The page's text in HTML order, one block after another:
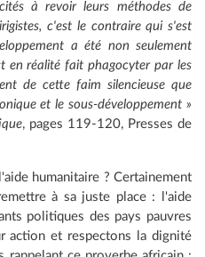
à revoir leurs méthodes de
c'est le contraire qui s'est
a été non seulement
en réalité fait phagocyter par les
de cette faim silencieuse que
et le sous-développement »
, pages 119-120, Presses de
humanitaire ? Certainement
à sa juste place : l'aide
politiques des pays pauvres
action et respectons la dignité